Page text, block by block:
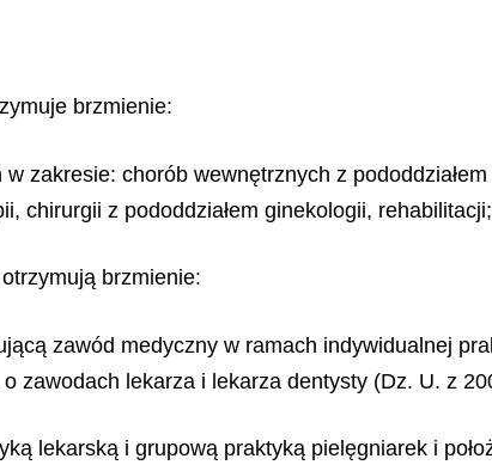
brzmienie:
w zakresie: chorób wewnętrznych z
chirurgii z pododdziałem ginekologii,
brzmienie:
zawód medyczny w ramach indywidualnej
zawodach lekarza i lekarza dentysty (Dz. U. z
lekarską i grupową praktyką pielęgniarek i